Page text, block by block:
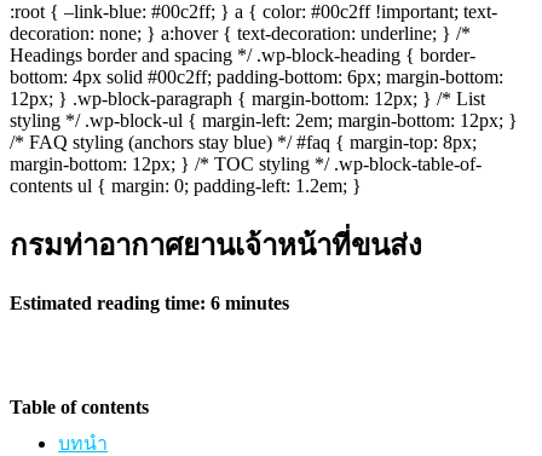
:root { –link-blue: #00c2ff; } a { color: #00c2ff !important; text-
decoration: none; } a:hover { text-decoration: underline; } /*
Headings border and spacing */ .wp-block-heading { border-
bottom: 4px solid #00c2ff; padding-bottom: 6px; margin-bottom:
12px; } .wp-block-paragraph { margin-bottom: 12px; } /* List
styling */ .wp-block-ul { margin-left: 2em; margin-bottom: 12px; }
/* FAQ styling (anchors stay blue) */ #faq { margin-top: 8px;
margin-bottom: 12px; } /* TOC styling */ .wp-block-table-of-
contents ul { margin: 0; padding-left: 1.2em; }
กรมท่าอากาศยานเจ้าหน้าที่ขนส่ง
Estimated reading time: 6 minutes
Table of contents
บทนำ